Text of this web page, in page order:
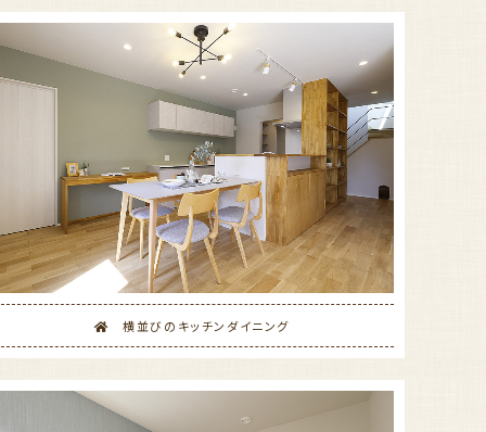
横並びのキッチンダイニング